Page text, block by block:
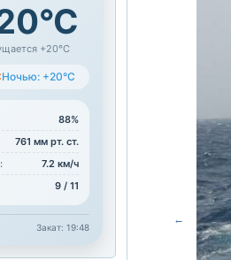
←
+20°C
Ночью: +20°C
88%
761 мм рт. ст.
7.2 км/ч
9 / 11
Закат: 19:48